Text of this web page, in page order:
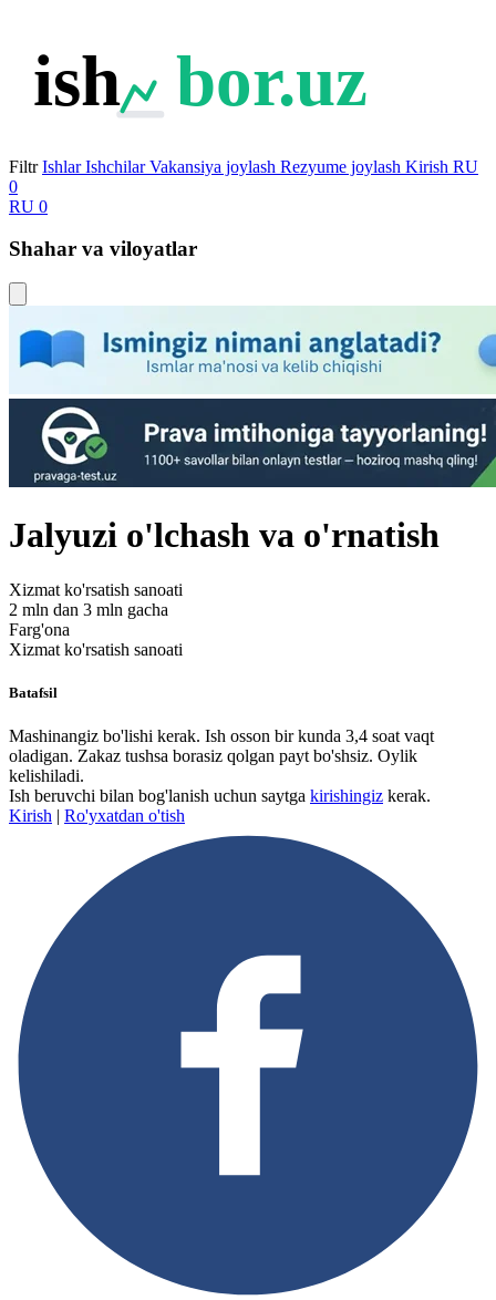
ish bor.uz
Filtr Ishlar Ishchilar Vakansiya joylash Rezyume joylash Kirish RU
0
RU 0
Shahar va viloyatlar
Jalyuzi o'lchash va o'rnatish
Xizmat ko'rsatish sanoati
2 mln dan 3 mln gacha
Farg'ona
Xizmat ko'rsatish sanoati
Batafsil
Mashinangiz bo'lishi kerak. Ish osson bir kunda 3,4 soat vaqt
oladigan. Zakaz tushsa borasiz qolgan payt bo'shsiz. Oylik
kelishiladi.
Ish beruvchi bilan bog'lanish uchun saytga kirishingiz kerak.
Kirish | Ro'yxatdan o'tish